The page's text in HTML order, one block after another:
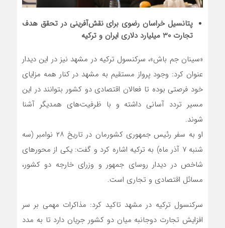
پتانسیل خراسان رضوی برای نقش‌آفرینی در تحقق هدف
تجارت 30 میلیارد دلاری ایران و ترکیه
«سینان جم باش»، سرکنسول ترکیه در مشهد نیز در این دیدار
عنوان کرد: وجود پرواز مستقیم به مشهد در کنار همه مزایای
خود فرصتی بوده تا فعالان اقتصادی دو کشور بتوانند در این
مسیر تردد آسانی داشته و با ظرفیت‌های همدیگر آشنا
شوند.
او به سفر رئیس جمهوری کشورمان در تاریخ ۲۸ نوامبر (سه
شنبه ۷ آذر ماه) به ترکیه اشاره کرد و گفت: یکی از محورهای
شاخص در دیدار روسای جمهور و وزرای خارجه دو کشور،
مسائل اقتصادی و تجاری است.
سرکنسول ترکیه در مشهد تاکید کرد: مذاکرات مهمی بر سر
افزایش تجارت دوجانبه میان دو کشور جریان دارد تا به مدد